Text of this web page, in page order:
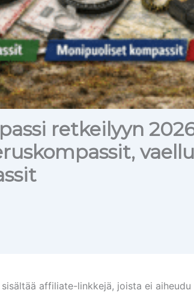
retkeilyyn
affiliate-linkkejä, joista ei aiheudu